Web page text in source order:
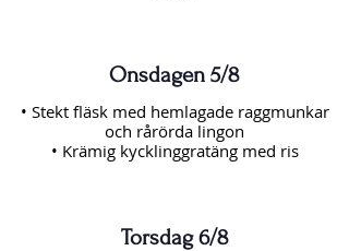
Onsdagen 5/8
• Stekt fläsk med hemlagade raggmunkar
och rårörda lingon
• Krämig kycklinggratäng med ris
Torsdag 6/8